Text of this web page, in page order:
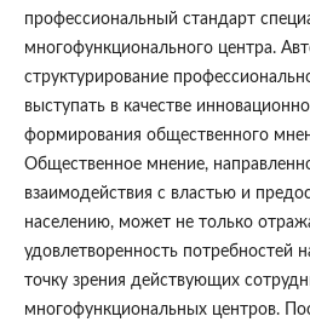
профессиональный стандарт
многофункционального центра.
структурирование
выступать в качестве
формирования общественного
Общественное мнение,
взаимодействия с властью и
населению, может не только
удовлетворенность потребностей
точку зрения действующих
многофункциональных центров.